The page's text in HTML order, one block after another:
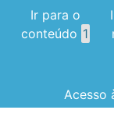
Ir para o
conteúdo 1
Acesso